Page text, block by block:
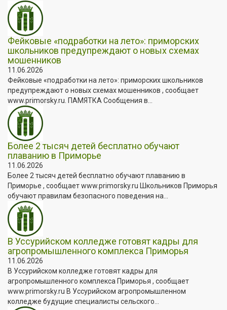
Фейковые «подработки на лето»: приморских
школьников предупреждают о новых схемах
мошенников
11.06.2026
Фейковые «подработки на лето»: приморских школьников
предупреждают о новых схемах мошенников , сообщает
www.primorsky.ru. ПАМЯТКА Сообщения в...
Более 2 тысяч детей бесплатно обучают
плаванию в Приморье
11.06.2026
Более 2 тысяч детей бесплатно обучают плаванию в
Приморье , сообщает www.primorsky.ru Школьников Приморья
обучают правилам безопасного поведения на...
В Уссурийском колледже готовят кадры для
агропромышленного комплекса Приморья
11.06.2026
В Уссурийском колледже готовят кадры для
агропромышленного комплекса Приморья , сообщает
www.primorsky.ru В Уссурийском агропромышленном
колледже будущие специалисты сельского...